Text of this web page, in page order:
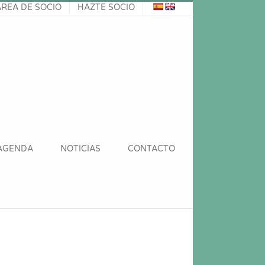
DE SOCIO HAZTE SOCIO
NOTICIAS CONTACTO